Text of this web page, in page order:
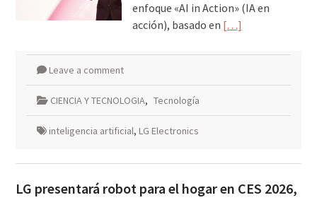
enfoque «AI in Action» (IA en
acción), basado en […]
Leave a comment
CIENCIA Y TECNOLOGIA, Tecnología
inteligencia artificial, LG Electronics
LG presentará robot para el hogar en CES 2026,